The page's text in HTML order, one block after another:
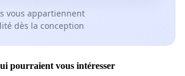
vous appartiennent
dès la conception
pourraient vous intéresser